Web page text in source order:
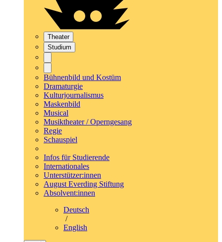
Theater
Studium
Bühnenbild und Kostüm
Dramaturgie
Kulturjournalismus
Maskenbild
Musical
Musiktheater / Operngesang
Regie
Schauspiel
Infos für Studierende
Internationales
Unterstützer:innen
August Everding Stiftung
Absolvent:innen
Deutsch
/
English